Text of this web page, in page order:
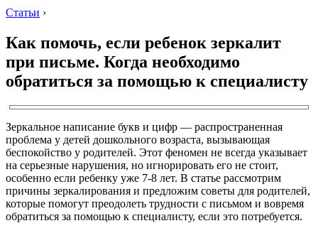
Статьи ›
Как помочь, если ребенок зеркалит
при письме. Когда необходимо
обратиться за помощью к специалисту
Зеркальное написание букв и цифр — распространенная
проблема у детей дошкольного возраста, вызывающая
беспокойство у родителей. Этот феномен не всегда указывает
на серьезные нарушения, но игнорировать его не стоит,
особенно если ребенку уже 7-8 лет. В статье рассмотрим
причины зеркалирования и предложим советы для родителей,
которые помогут преодолеть трудности с письмом и вовремя
обратиться за помощью к специалисту, если это потребуется.